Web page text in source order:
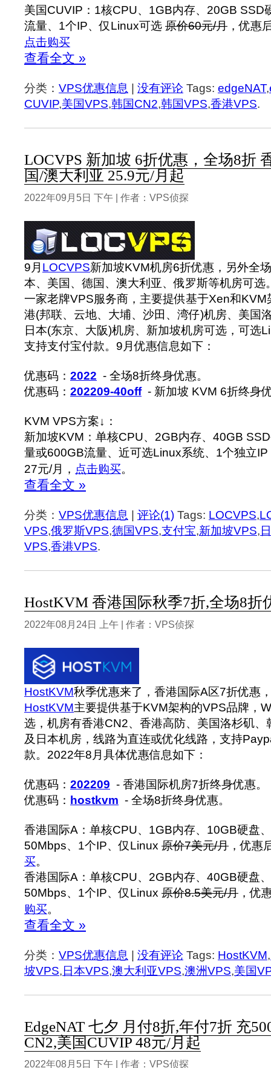
美国CUVIP：1核CPU、1GB内存、20GB SSD
流量、1个IP、仅Linux可选 原价60元/月 ，优惠
点击购买
查看全文 »
分类： VPS优惠信息 | 没有评论 Tags: edgeNAT,
CUVIP,美国VPS,韩国CN2,韩国VPS,香港VPS.
LOCVPS 新加坡 6折优惠，全场8折
国/澳大利亚 25.9元/月起
2022年09月5日 下午 | 作者：VPS侦探
9月 LOCVPS新加坡KVM机房6折优惠，另外全
本、美国、德国、澳大利亚、俄罗斯等机房可选
一家老牌VPS服务商，主要提供基于Xen和
港(邦联、云地、大埔、沙田、湾仔)机房、美国
日本(东京、大阪)机房、新加坡机房可选，可选
支持支付宝付款。9月优惠信息如下：
优惠码： 2022 - 全场8折终身优惠。
优惠码： 202209-40off- 新加坡 KVM 6折终身
KVM VPS方案↓：
新加坡KVM：单核CPU、2GB内存、40GB
量或600GB流量、近可选Linux系统、1个独立IP
27元/月， 点击购买。
查看全文 »
分类： VPS优惠信息 | 评论(1) Tags: LOCVPS,
VPS,俄罗斯VPS,德国VPS,支付宝,新加坡VPS,
VPS,香港VPS.
HostKVM 香港国际秋季7折,全场8折
2022年08月24日 上午 | 作者：VPS侦探
HostKVM秋季优惠来了，香港国际A区7折优惠
HostKVM主要提供基于KVM架构的VPS品牌，
选，机房有香港CN2、香港高防、美国洛杉矶、
及日本机房，线路为直连或优化线路，支持
款。‍2022年8月具体优惠信息如下：
优惠码： 202209 - 香港国际机房7折终身优惠。
优惠码： hostkvm - 全场8折终身优惠。
香港国际A：单核CPU、1GB内存、10GB硬盘
50Mbps、1个IP、仅Linux 原价7美元/月 ，优惠
买。
香港国际A：单核CPU、2GB内存、40GB硬盘
50Mbps、1个IP、仅Linux 原价8.5美元/月 ，优
购买。
查看全文 »
分类： VPS优惠信息 | 没有评论 Tags: HostKVM,
坡VPS,日本VPS,澳大利亚VPS,澳洲VPS,美国
EdgeNAT 七夕 月付8折,年付7折 充
CN2,美国CUVIP 48元/月起
2022年08月5日 下午 | 作者：VPS侦探